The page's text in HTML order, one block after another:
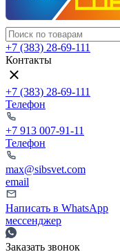
+7 (383) 28-69-111
Контакты
+7 (383) 28-69-111
Телефон
+7 913 007-91-11
Телефон
max@sibsvet.com
email
Написать в WhatsApp
мессенджер
Заказать звонок